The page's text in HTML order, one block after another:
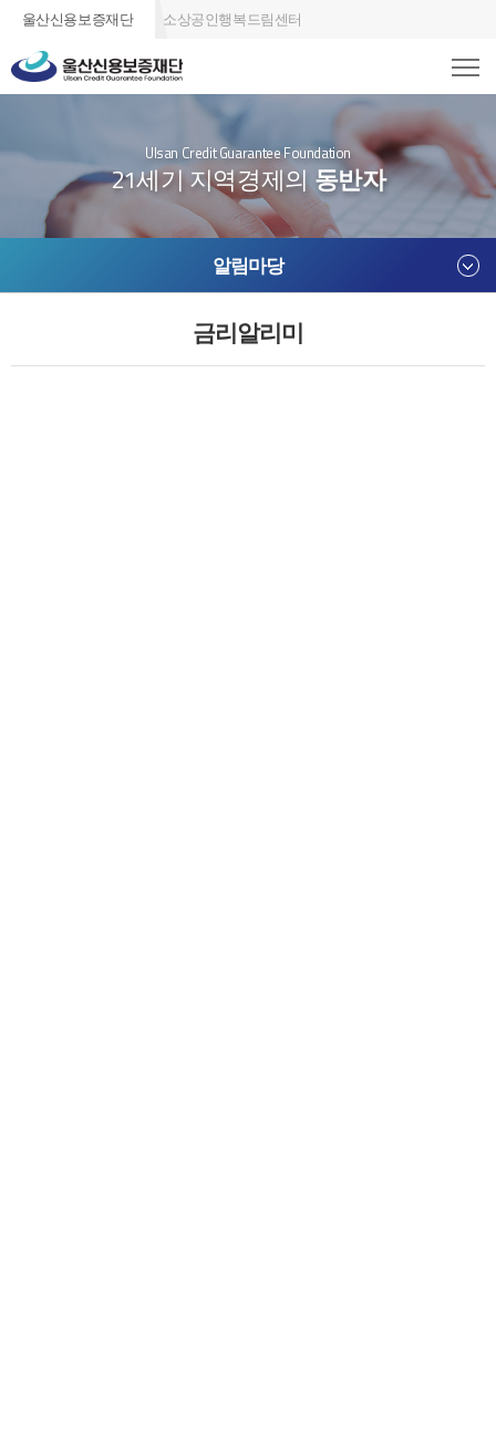
울산신용보증재단 소상공인행복드림센터
Ulsan Credit Guarantee Foundation
21세기 지역경제의동반자
알림마당
금리알리미